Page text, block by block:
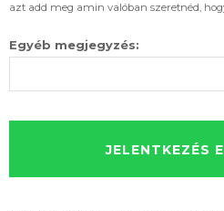
azt add meg amin valóban szeretnéd,
Egyéb megjegyzés: